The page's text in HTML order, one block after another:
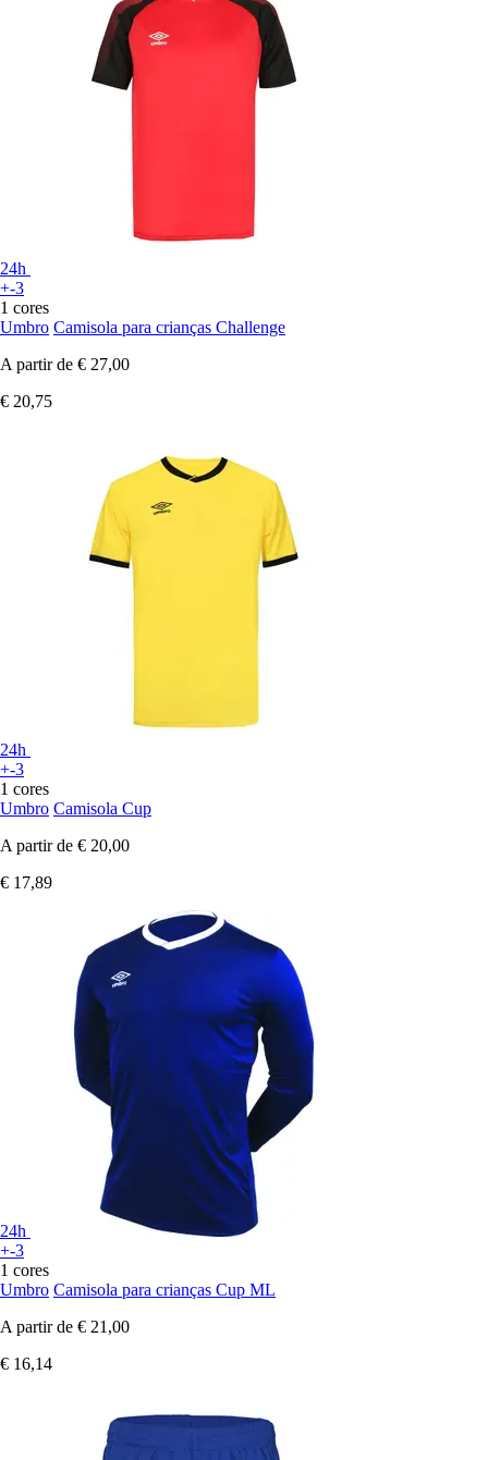
24h
+-3
1 cores
Umbro Camisola para crianças Challenge
A partir de € 27,00
€ 20,75
24h
+-3
1 cores
Umbro Camisola Cup
A partir de € 20,00
€ 17,89
24h
+-3
1 cores
Umbro Camisola para crianças Cup ML
A partir de € 21,00
€ 16,14